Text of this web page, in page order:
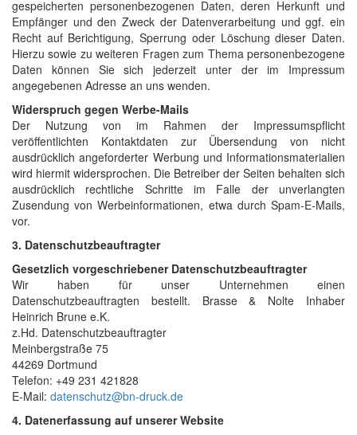
gespeicherten personenbezogenen Daten, deren Herkunft und
Empfänger und den Zweck der Datenverarbeitung und ggf. ein
Recht auf Berichtigung, Sperrung oder Löschung dieser Daten.
Hierzu sowie zu weiteren Fragen zum Thema personenbezogene
Daten können Sie sich jederzeit unter der im Impressum
angegebenen Adresse an uns wenden.
Widerspruch gegen Werbe-Mails
Der Nutzung von im Rahmen der Impressumspflicht
veröffentlichten Kontaktdaten zur Übersendung von nicht
ausdrücklich angeforderter Werbung und Informationsmaterialien
wird hiermit widersprochen. Die Betreiber der Seiten behalten sich
ausdrücklich rechtliche Schritte im Falle der unverlangten
Zusendung von Werbeinformationen, etwa durch Spam-E-Mails,
vor.
3. Datenschutzbeauftragter
Gesetzlich vorgeschriebener Datenschutzbeauftragter
Wir haben für unser Unternehmen einen
Datenschutzbeauftragten bestellt. Brasse & Nolte Inhaber
Heinrich Brune e.K.
z.Hd. Datenschutzbeauftragter
Meinbergstraße 75
44269 Dortmund
Telefon: +49 231 421828
E-Mail: datenschutz@bn-druck.de
4. Datenerfassung auf unserer Website